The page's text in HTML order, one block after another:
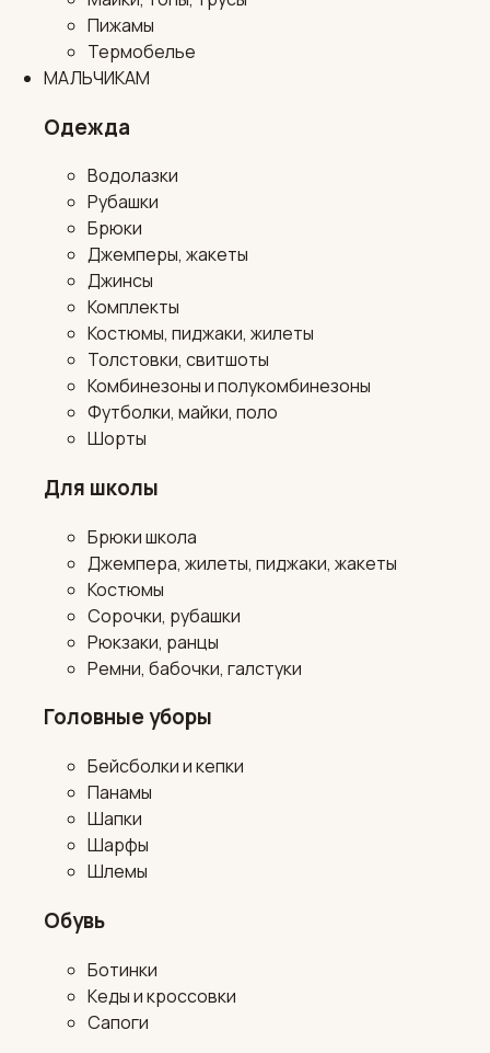
Пижамы
Термобелье
МАЛЬЧИКАМ
Одежда
Водолазки
Рубашки
Брюки
Джемперы, жакеты
Джинсы
Комплекты
Костюмы, пиджаки, жилеты
Толстовки, свитшоты
Комбинезоны и полукомбинезоны
Футболки, майки, поло
Шорты
Для школы
Брюки школа
Джемпера, жилеты, пиджаки, жакеты
Костюмы
Сорочки, рубашки
Рюкзаки, ранцы
Ремни, бабочки, галстуки
Головные уборы
Бейсболки и кепки
Панамы
Шапки
Шарфы
Шлемы
Обувь
Ботинки
Кеды и кроссовки
Сапоги